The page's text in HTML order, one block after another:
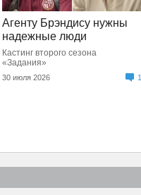
Агенту Брэндису нужны
надежные люди
Кастинг второго сезона
«Задания»
30 июля 2026 1